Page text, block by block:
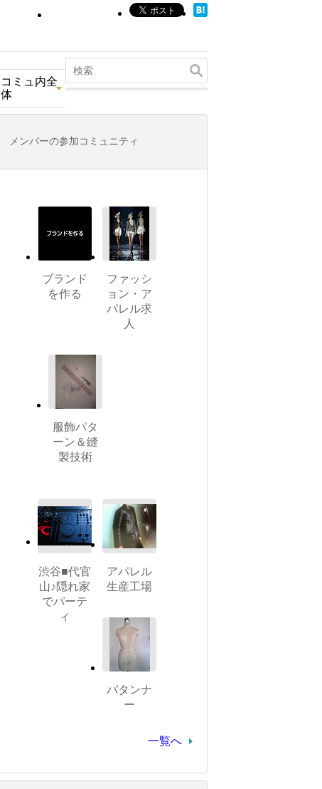
コミュ内全
体
メンバーの参加コミュニティ
ブランド
を作る
ファッシ
ョン・ア
パレル求
人
服飾パタ
ーン＆縫
製技術
渋谷■代官
山♪隠れ家
でパーテ
ィ
アパレル
生産工場
パタンナ
ー
一覧へ